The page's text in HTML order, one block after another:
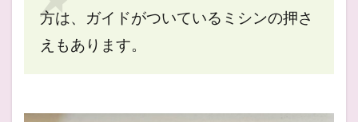
方は、ガイドがついているミシンの押さ
えもあります。